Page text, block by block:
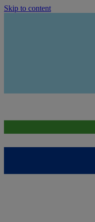
Skip to content